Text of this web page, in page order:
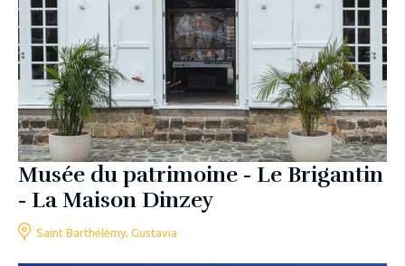
Musée du patrimoine - Le Brigantin
- La Maison Dinzey
Saint Barthélémy, Gustavia